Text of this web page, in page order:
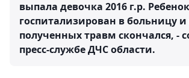
выпала девочка 2016 г.р.
госпитализирован в больницу
полученных травм скончался, -
пресс-службе ДЧС области.